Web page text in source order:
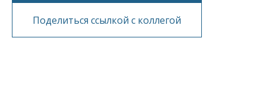
Поделиться ссылкой с коллегой